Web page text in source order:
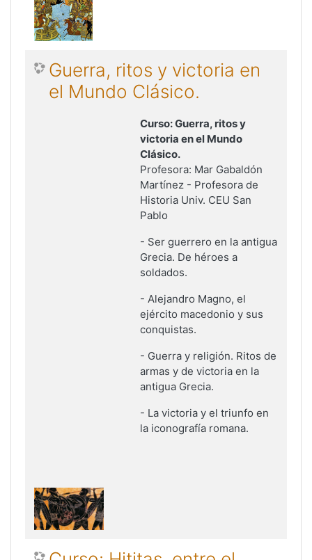
Guerra, ritos y victoria en
el Mundo Clásico.
Curso: Guerra, ritos y
victoria en el Mundo
Clásico.
Profesora: Mar Gabaldón
Martínez - Profesora de
Historia Univ. CEU San
Pablo
- Ser guerrero en la antigua
Grecia. De héroes a
soldados.
- Alejandro Magno, el
ejército macedonio y sus
conquistas.
- Guerra y religión. Ritos de
armas y de victoria en la
antigua Grecia.
- La victoria y el triunfo en
la iconografía romana.